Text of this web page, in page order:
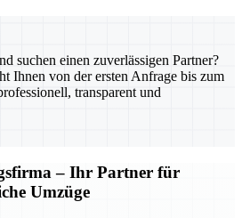
suchen einen zuverlässigen Partner?
Ihnen von der ersten Anfrage bis zum
transparent und
– Ihr Partner für
Umzüge